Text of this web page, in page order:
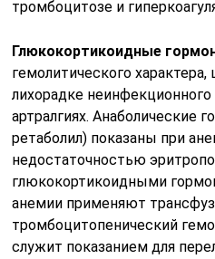
тромбоцитозе и
Глюкокортикоидные
гемолитического
лихорадке
артралгиях. Анаболические
ретаболил) показаны при
недостаточностью
глюкокортикоидными
анемии применяют
тромбоцитопенический
служит показанием для